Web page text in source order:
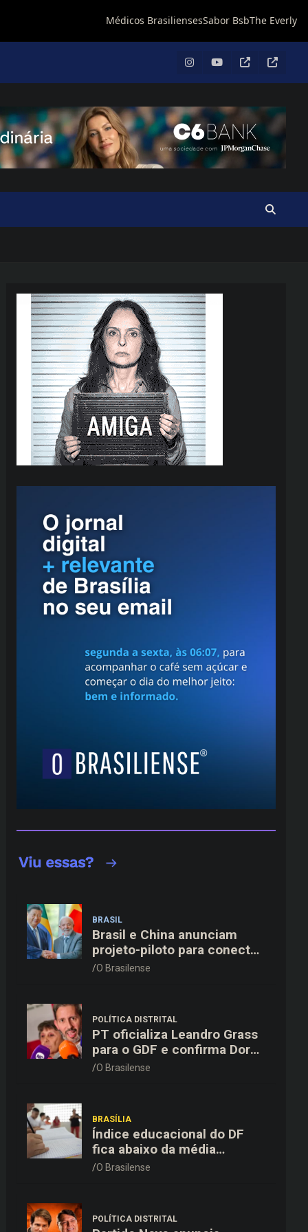
BRASIL
Brasil e China anunciam
projeto-piloto para conectar
o Pix à rede de pagamentos
O Brasilense
POLÍTICA DISTRITAL
PT oficializa Leandro Grass
para o GDF e confirma Dora
Gomes como vice na chapa
O Brasilense
BRASÍLIA
Índice educacional do DF
fica abaixo da média
nacional em todas as etapas
O Brasilense
POLÍTICA DISTRITAL